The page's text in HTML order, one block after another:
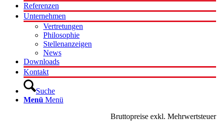
Referenzen
Unternehmen
Vertretungen
Philosophie
Stellenanzeigen
News
Downloads
Kontakt
Suche
Menü Menü
Bruttopreise exkl. Mehrwertsteuer